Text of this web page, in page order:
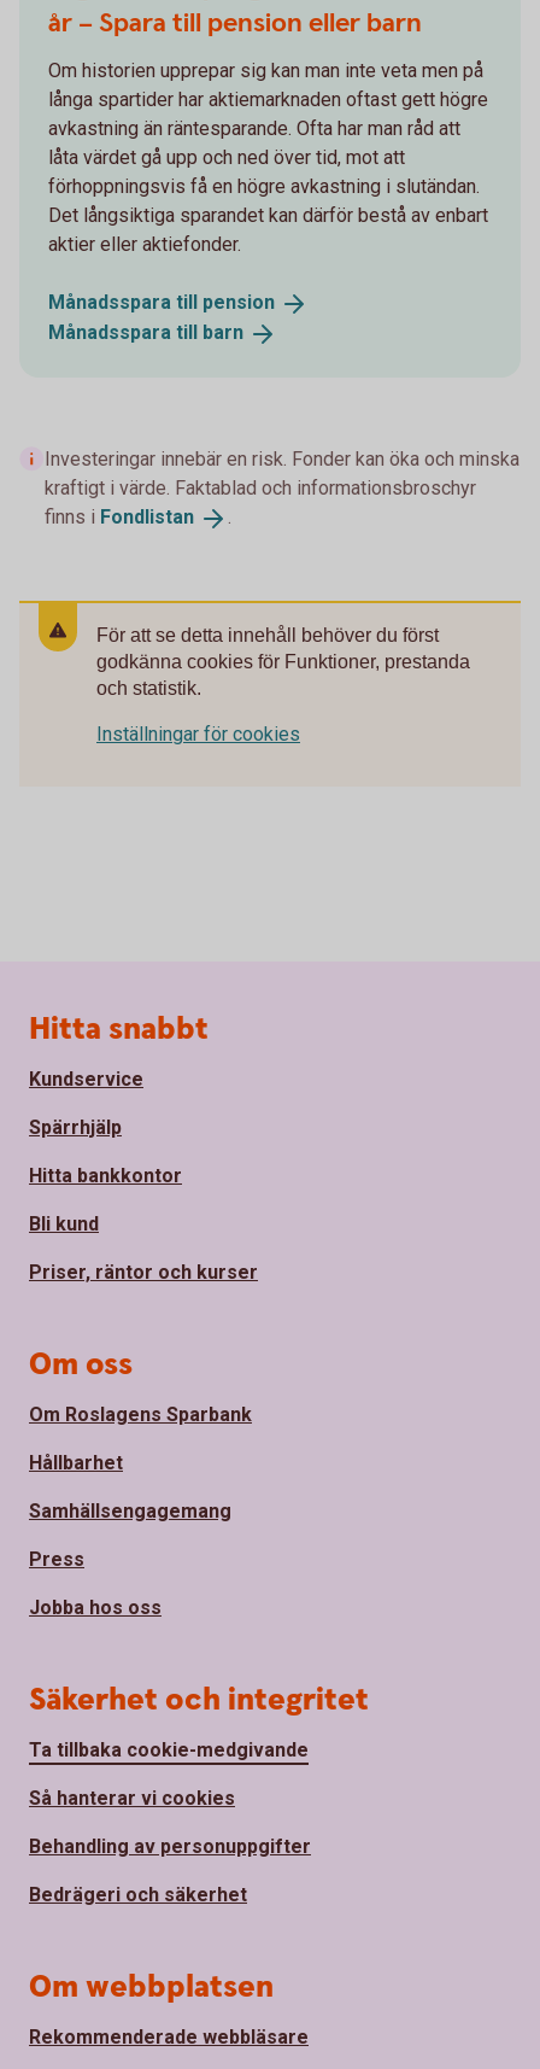
år – Spara till pension eller barn
Om historien upprepar sig kan man inte veta men på
långa spartider har aktiemarknaden oftast gett högre
avkastning än räntesparande. Ofta har man råd att
låta värdet gå upp och ned över tid, mot att
förhoppningsvis få en högre avkastning i slutändan.
Det långsiktiga sparandet kan därför bestå av enbart
aktier eller aktiefonder.
Månadsspara till pension
Månadsspara till barn
Investeringar innebär en risk. Fonder kan öka och minska
kraftigt i värde. Faktablad och informationsbroschyr
finns i Fondlistan .
För att se detta innehåll behöver du först
godkänna cookies för Funktioner, prestanda
och statistik.
Inställningar för cookies
Sidfot
Hitta snabbt
Kundservice
Spärrhjälp
Hitta bankkontor
Bli kund
Priser, räntor och kurser
Om oss
Om Roslagens Sparbank
Hållbarhet
Samhällsengagemang
Press
Jobba hos oss
Säkerhet och integritet
Ta tillbaka cookie-medgivande
Så hanterar vi cookies
Behandling av personuppgifter
Bedrägeri och säkerhet
Om webbplatsen
Rekommenderade webbläsare